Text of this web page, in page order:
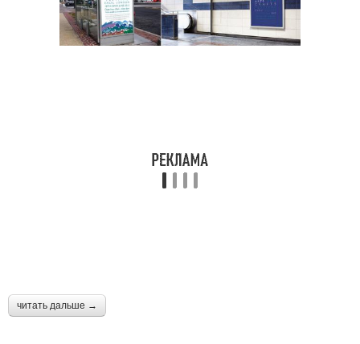
читать дальше →